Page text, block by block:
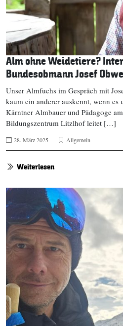
Alm ohne Weidetiere?
Bundesobmann Josef
Unser Almfuchs im Gespräch mit
kaum ein anderer auskennt, wenn
Kärntner Almbauer und Pädagoge
Bildungszentrum Litzlhof leitet […]
28. März 2025 Allgemein
Weiterlesen